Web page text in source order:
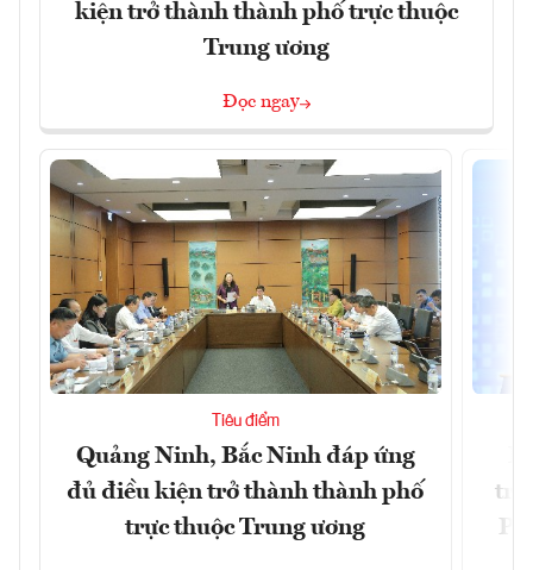
kiện trở thành thành phố trực thuộc
Trung ương
Đọc ngay
Tiêu điểm
Quảng Ninh, Bắc Ninh đáp ứng
đủ điều kiện trở thành thành phố
trực thuộc Trung ương